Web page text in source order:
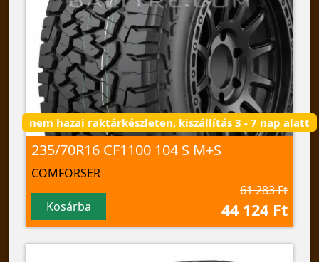
nem hazai raktárkészleten, kiszállítás 3 - 7 nap alatt
235/70R16 CF1100 104 S M+S
COMFORSER
Kosárba
61 283 Ft
44 124 Ft